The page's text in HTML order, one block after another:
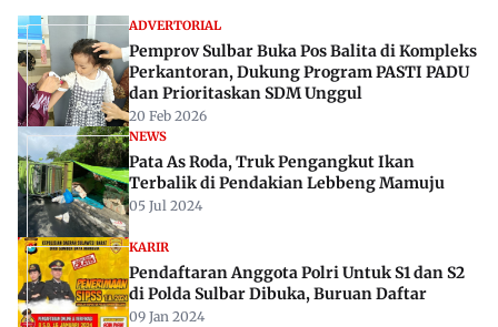
ADVERTORIAL
Pemprov Sulbar Buka Pos Balita di Kompleks
Perkantoran, Dukung Program PASTI PADU
dan Prioritaskan SDM Unggul
20 Feb 2026
NEWS
Pata As Roda, Truk Pengangkut Ikan
Terbalik di Pendakian Lebbeng Mamuju
05 Jul 2024
KARIR
Pendaftaran Anggota Polri Untuk S1 dan S2
di Polda Sulbar Dibuka, Buruan Daftar
09 Jan 2024